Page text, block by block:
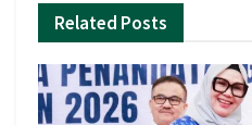
Related Posts